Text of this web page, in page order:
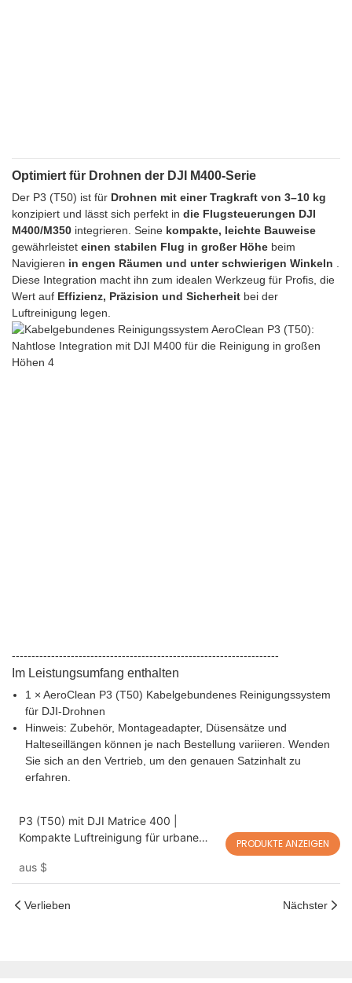
Optimiert für Drohnen der DJI M400-Serie
Der P3 (T50) ist für Drohnen mit einer Tragkraft von 3–10 kg
konzipiert und lässt sich perfekt in die Flugsteuerungen DJI
M400/M350 integrieren. Seine kompakte, leichte Bauweise
gewährleistet einen stabilen Flug in großer Höhe beim
Navigieren in engen Räumen und unter schwierigen Winkeln .
Diese Integration macht ihn zum idealen Werkzeug für Profis, die
Wert auf Effizienz, Präzision und Sicherheit bei der
Luftreinigung legen.
--------------------------------------------------------------------
Im Leistungsumfang enthalten
1 × AeroClean P3 (T50) Kabelgebundenes Reinigungssystem
für DJI-Drohnen
Hinweis: Zubehör, Montageadapter, Düsensätze und
Halteseillängen können je nach Bestellung variieren. Wenden
Sie sich an den Vertrieb, um den genauen Satzinhalt zu
erfahren.
P3 (T50) mit DJI Matrice 400 |
Kompakte Luftreinigung für urbane
aus $
PRODUKTE ANZEIGEN
Verlieben Nächster